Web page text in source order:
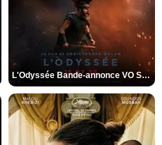
L'Odyssée Bande-annonce VO STFR